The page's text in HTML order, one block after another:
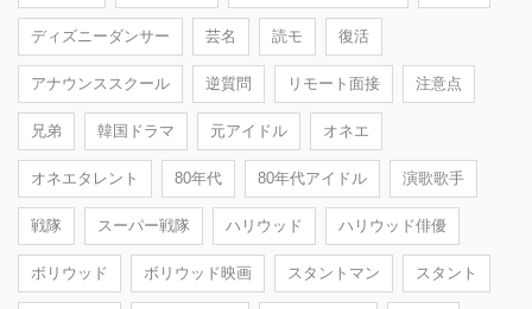
ディズニーダンサー 芸名 読モ 復活
アナウンススクール 逆質問 リモート面接 注意点
兄弟 韓国ドラマ 元アイドル オネエ
オネエタレント 80年代 80年代アイドル 演歌歌手
戦隊 スーパー戦隊 ハリウッド ハリウッド俳優
ボリウッド ボリウッド映画 スタントマン スタント